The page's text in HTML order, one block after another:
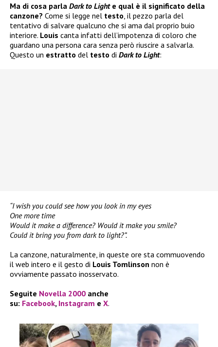
Ma di cosa parla Dark to Lighte qual è il significato della
canzone? Come si legge nel testo , il pezzo parla del
tentativo di salvare qualcuno che si ama dal proprio buio
interiore. Louis canta infatti dell’impotenza di coloro che
guardano una persona cara senza però riuscire a salvarla.
Questo un estratto del testo di Dark to Light:
“I wish you could see how you look in my eyes
One more time
Would it make a difference? Would it make you smile?
Could it bring you from dark to light?”.
La canzone, naturalmente, in queste ore sta commuovendo
il web intero e il gesto di Louis Tomlinson non è
ovviamente passato inosservato.
Seguite Novella 2000 anche
su: Facebook, Instagram e X.